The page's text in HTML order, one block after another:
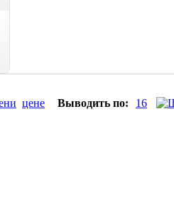
цене Выводить по:
16